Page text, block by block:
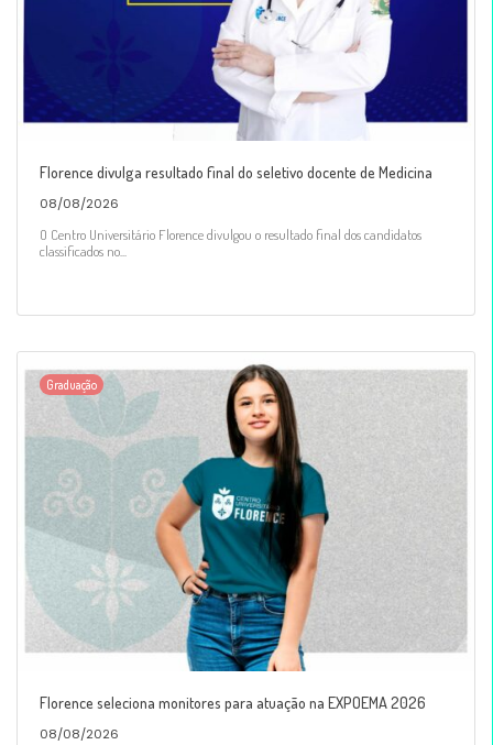
Florence divulga resultado final do seletivo docente de Medicina
08/08/2026
O Centro Universitário Florence divulgou o resultado final dos candidatos
classificados no...
Graduação
Florence seleciona monitores para atuação na EXPOEMA 2026
08/08/2026